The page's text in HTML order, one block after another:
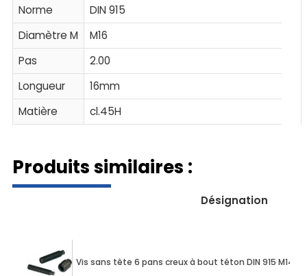
Norme
DIN 915
Diamètre M
M16
Pas
2.00
Longueur
16mm
Matière
cl.45H
Produits similaires :
Désignation
Vis sans tête 6 pans creux à bout téton DIN 915 M14 X